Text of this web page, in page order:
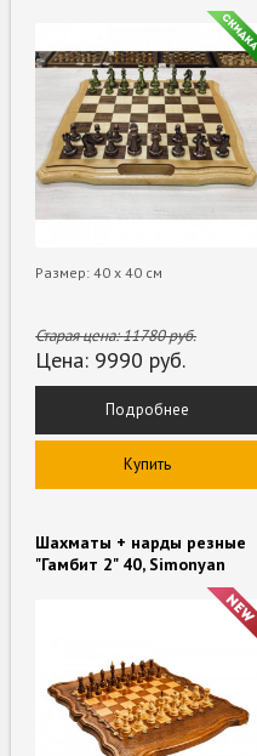
Размер: 40 х 40 см
Старая цена:11780руб.
Цена: 9990 руб.
Подробнее
Купить
Шахматы + нарды резные
"Гамбит 2" 40, Simonyan